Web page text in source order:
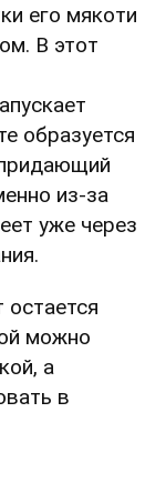
его мякоти
В этот
образуется
из-за
уже через
можно
а
в